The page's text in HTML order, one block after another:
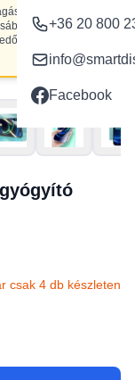
+36 20 800
Facebook
NE
szereplő
csak 4 db készleten